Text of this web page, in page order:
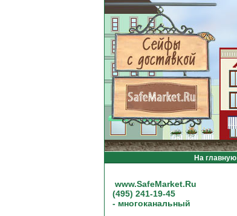
На главную
www.SafeMarket.Ru
(495) 241-19-45
- многоканальный